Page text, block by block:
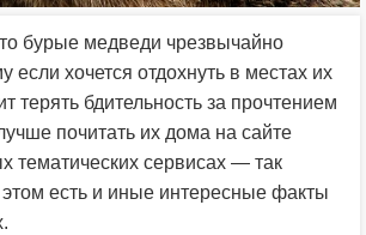
бурые медведи чрезвычайно
если хочется отдохнуть в местах их
терять бдительность за прочтением
почитать их дома на сайте
тематических сервисах — так
есть и иные интересные факты